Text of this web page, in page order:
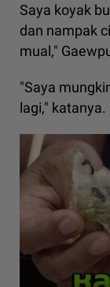
Saya koyak
dan nampak
mual,"
"Saya
lagi," katanya.